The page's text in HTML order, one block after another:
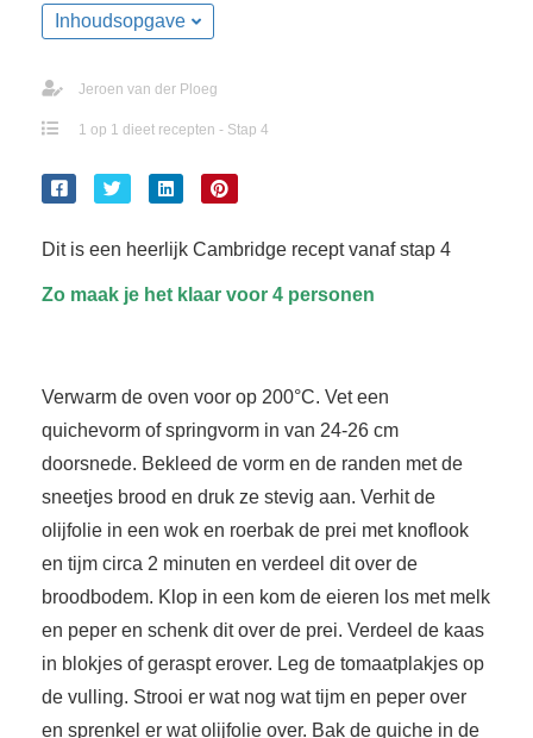
Inhoudsopgave
Jeroen van der Ploeg
1 op 1 dieet recepten - Stap 4
Dit is een heerlijk Cambridge recept vanaf stap 4
Zo maak je het klaar voor 4 personen
Verwarm de oven voor op 200°C. Vet een
quichevorm of springvorm in van 24-26 cm
doorsnede. Bekleed de vorm en de randen met de
sneetjes brood en druk ze stevig aan. Verhit de
olijfolie in een wok en roerbak de prei met knoflook
en tijm circa 2 minuten en verdeel dit over de
broodbodem. Klop in een kom de eieren los met melk
en peper en schenk dit over de prei. Verdeel de kaas
in blokjes of geraspt erover. Leg de tomaatplakjes op
de vulling. Strooi er wat nog wat tijm en peper over
en sprenkel er wat olijfolie over. Bak de quiche in de
over
van
gebruikt
Hierdoor
van